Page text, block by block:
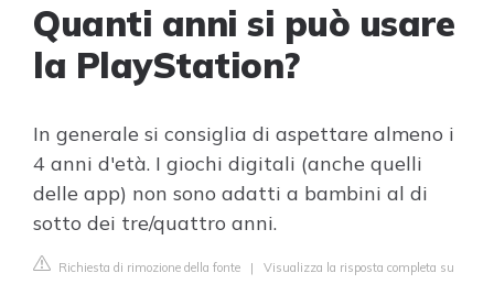
Quanti anni si può usare
la PlayStation?
In generale si consiglia di aspettare almeno i
4 anni d'età. I giochi digitali (anche quelli
delle app) non sono adatti a bambini al di
sotto dei tre/quattro anni.
Richiesta di rimozione della fonte | Visualizza la risposta completa su